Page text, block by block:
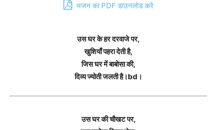
भजन का PDF डाउनलोड करे
उस घर के हर दरवाजे पर,
खुशियाँ पहरा देती है,
जिस घर में बाबोसा की,
दिव्य ज्योती जलती है।bd।
उस घर की चौखट पर,